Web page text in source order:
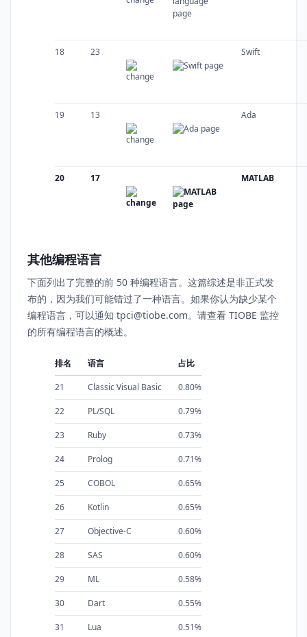
18 23 Swift
19 13 Ada
20 17 MATLAB
其他编程语言
下面列出了完整的前 50 种编程语言。这篇综述是非正式发
布的，因为我们可能错过了一种语言。如果你认为缺少某个
编程语言，可以通知 tpci@tiobe.com。请查看 TIOBE 监控
的所有编程语言的概述。
排名 语言 占比
21 Classic Visual Basic 0.80%
22 PL/SQL 0.79%
23 Ruby 0.73%
24 Prolog 0.71%
25 COBOL 0.65%
26 Kotlin 0.65%
27 Objective-C 0.60%
28 SAS 0.60%
29 ML 0.58%
30 Dart 0.55%
31 Lua 0.51%